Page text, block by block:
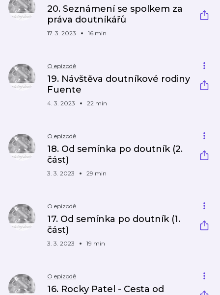
20. Seznámení se spolkem za
práva doutníkářů
17. 3. 2023 16 min
O epizodě
19. Návštěva doutníkové rodiny
Fuente
4. 3. 2023 22 min
O epizodě
18. Od semínka po doutník (2.
část)
3. 3. 2023 29 min
O epizodě
17. Od semínka po doutník (1.
část)
3. 3. 2023 19 min
O epizodě
16. Rocky Patel - Cesta od